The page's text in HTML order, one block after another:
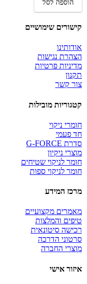
רביעיה
הוספה לסל
קישורים שימושיים
אודותינו
הצהרת נגישות
מדיניות פרטיות
תקנון
צור קשר
קטגוריות מובילות
חומרי ניקוי
חד פעמי
סדרת G-FORCE
מוצרי ניקיון
חומר לניקוי שטיחים
חומר לניקוי ספות
מרכז המידע
מאמרים מקצועיים
טיפים והמלצות
רכישה סיטונאית
סרטוני הדרכה
מוצרי החברה
איזור אישי